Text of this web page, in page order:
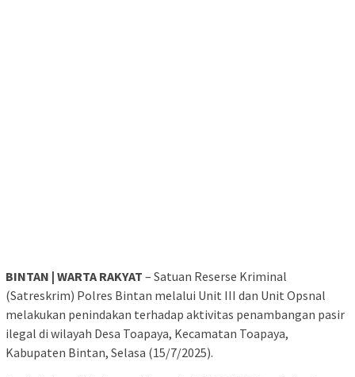
BINTAN | WARTA RAKYAT – Satuan Reserse Kriminal
(Satreskrim) Polres Bintan melalui Unit III dan Unit Opsnal
melakukan penindakan terhadap aktivitas penambangan pasir
ilegal di wilayah Desa Toapaya, Kecamatan Toapaya,
Kabupaten Bintan, Selasa (15/7/2025).